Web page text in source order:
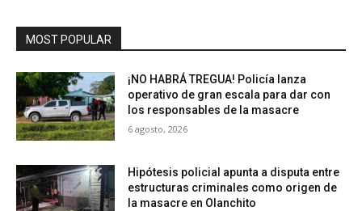
MOST POPULAR
¡NO HABRÁ TREGUA! Policía lanza
operativo de gran escala para dar con
los responsables de la masacre
6 agosto, 2026
Hipótesis policial apunta a disputa entre
estructuras criminales como origen de
la masacre en Olanchito